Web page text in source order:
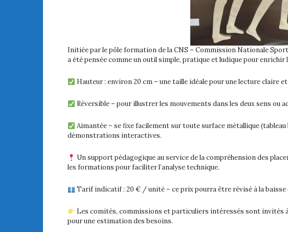
Initiée par le pôle formation de la CNS – Commission Nationale
a été pensée comme un outil simple, pratique et ludique pour
Hauteur : environ 20 cm – une taille idéale pour une lecture claire
Réversible – pour illustrer les mouvements dans les deux sens ou
Aimantée – se fixe facilement sur toute surface métallique
démonstrations interactives.
Un support pédagogique au service de la compréhension des
les formations pour faciliter l’analyse technique.
Tarif indicatif : 20 € / unité – ce prix pourra être révisé à la baisse
Les comités, commissions et particuliers intéressés sont invités
pour une estimation des besoins.